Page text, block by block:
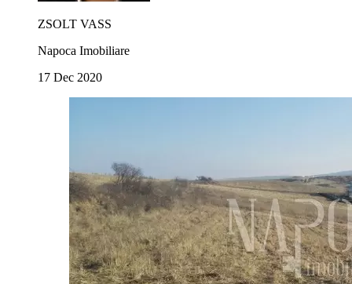
ZSOLT VASS
Napoca Imobiliare
17 Dec 2020